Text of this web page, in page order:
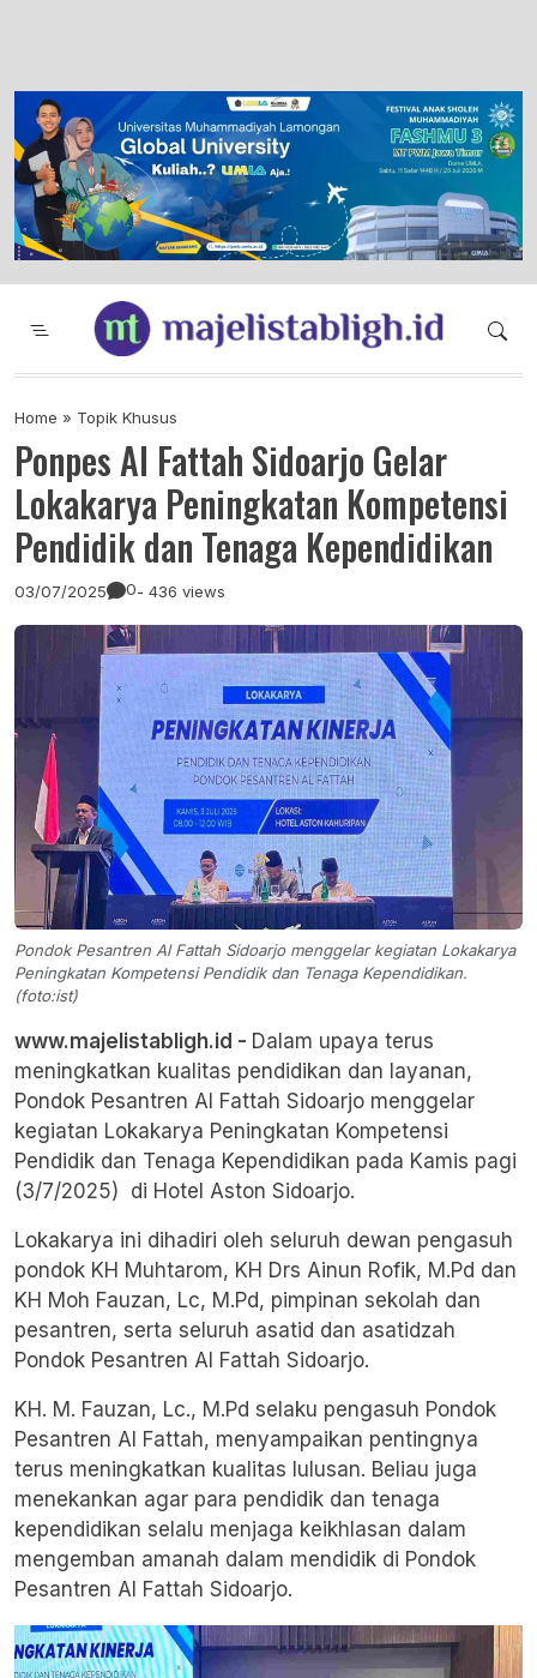
Majelis Tabligh Muhammadiyah
Syiar Dakwah Islam Berkemajuan dan
Home » Topik Khusus
Ponpes Al Fattah Sidoarjo Gelar
Lokakarya Peningkatan Kompetensi
Pendidik dan Tenaga Kependidikan
03/07/2025 0- 436 views
Pondok Pesantren Al Fattah Sidoarjo menggelar kegiatan Lokakarya
Peningkatan Kompetensi Pendidik dan Tenaga Kependidikan.
(foto:ist)
www.majelistabligh.id - Dalam upaya terus
meningkatkan kualitas pendidikan dan layanan,
Pondok Pesantren Al Fattah Sidoarjo menggelar
kegiatan Lokakarya Peningkatan Kompetensi
Pendidik dan Tenaga Kependidikan pada Kamis pagi
(3/7/2025) di Hotel Aston Sidoarjo.
Lokakarya ini dihadiri oleh seluruh dewan pengasuh
pondok KH Muhtarom, KH Drs Ainun Rofik, M.Pd dan
KH Moh Fauzan, Lc, M.Pd, pimpinan sekolah dan
pesantren, serta seluruh asatid dan asatidzah
Pondok Pesantren Al Fattah Sidoarjo.
KH. M. Fauzan, Lc., M.Pd selaku pengasuh Pondok
Pesantren Al Fattah, menyampaikan pentingnya
terus meningkatkan kualitas lulusan. Beliau juga
menekankan agar para pendidik dan tenaga
kependidikan selalu menjaga keikhlasan dalam
mengemban amanah dalam mendidik di Pondok
Pesantren Al Fattah Sidoarjo.